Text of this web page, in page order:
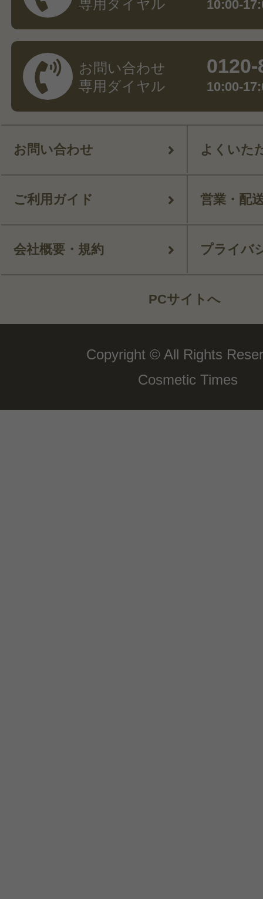
専用ダイヤル 10:00-
お問い合わせ
専用ダイヤル
10:00-
お問い合わせ よくいた
ご利用ガイド 営業・配
会社概要・規約 プライバ
PCサイトへ
Copyright © All Rights
Cosmetic Times